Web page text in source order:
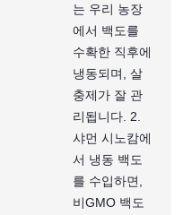
는 우리 농장
에서 백도를
수확한 직후에
냉동되며, 살
충제가 잘 관
리됩니다. 2.
샤먼 시노캄에
서 냉동 백도
를 수입하면,
비GMO 백도